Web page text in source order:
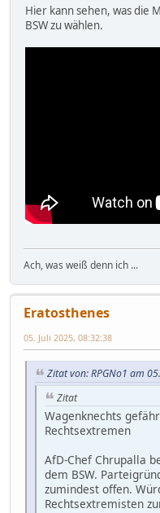
Hier kann sehen, was die
BSW zu wählen.
Ach, was weiß denn ich ...
Eratosthenes
05. Juli 2025, 08:32:38
Zitat von: RPGNo1 am
Zitat
Wagenknechts
Rechtsextremen
AfD-Chef Chrupalla
dem BSW.
zumindest offen.
Rechtsextremisten